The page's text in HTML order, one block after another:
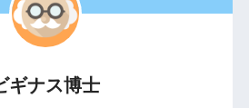
ギナス博士